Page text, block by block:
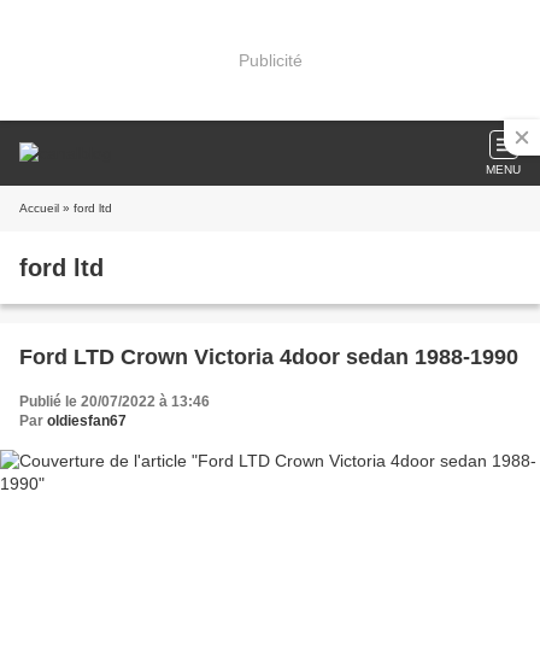
Publicité
MENU
Accueil » ford ltd
ford ltd
Ford LTD Crown Victoria 4door sedan 1988-1990
Publié le 20/07/2022 à 13:46
Par oldiesfan67